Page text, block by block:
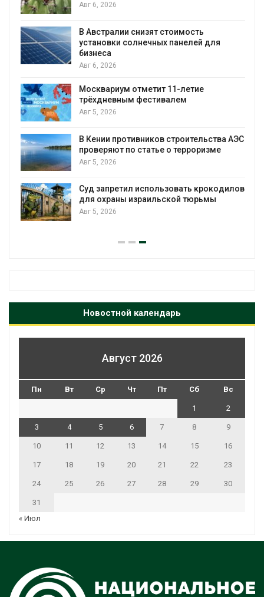
Авг 6, 2026
В Австралии снизят стоимость
установки солнечных панелей для
бизнеса
Авг 6, 2026
Москвариум отметит 11-летие
трёхдневным фестивалем
Авг 5, 2026
В Кении противников строительства АЭС
проверяют по статье о терроризме
Авг 5, 2026
Суд запретил использовать крокодилов
для охраны израильской тюрьмы
Авг 5, 2026
Новостной календарь
Август 2026
Пн Вт Ср Чт Пт Сб Вс
1 2
3 4 5 6 7 8 9
10 11 12 13 14 15 16
17 18 19 20 21 22 23
24 25 26 27 28 29 30
31
« Июл